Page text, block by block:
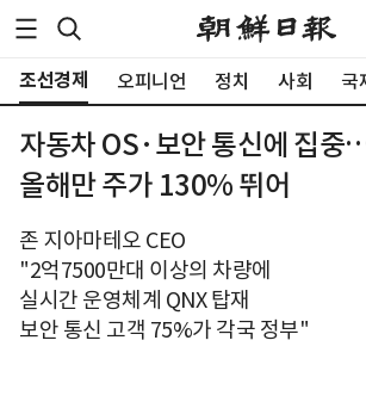
조선경제 오피니언 정치 사회 국
자동차 OS·보안 통신에 집중
올해만 주가 130% 뛰어
존 지아마테오 CEO
"2억7500만대 이상의 차량에
실시간 운영체계 QNX 탑재
보안 통신 고객 75%가 각국 정부"